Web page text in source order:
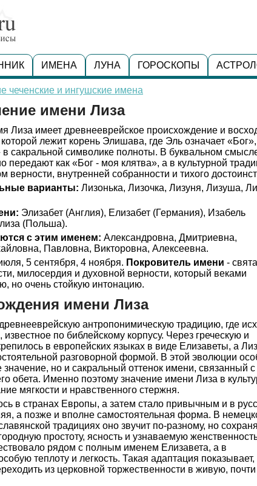
ИМЕНА ЛУНА ГОРОСКОПЫ
чеченские и ингушские имена
имени Лиза
Лиза имеет древнееврейское происхождение и
лежит корень Элишава, где Эль означает
сакральной символике полноты. В буквальном
передают как «Бог - моя клятва», а в культурной
верности, внутренней собранности и тихого
варианты: Лизонька, Лизочка, Лизуня, Лизуша,
Элизабет (Англия), Елизабет (Германия), Изабель
(Польша).
с этим именем: Александровна, Дмитриевна,
Павловна, Викторовна, Алексеевна.
5 сентября, 4 ноября. Покровитель имени -
милосердия и духовной верности, который веками
но очень стойкую интонацию.
имени Лиза
антропонимическую традицию, где
по библейскому корпусу. Через греческую и
в европейских языках в виде Елизаветы, а
разговорной формой. В этой эволюции
значение, но и сакральный оттенок имени, связанный
обета. Именно поэтому значение имени Лиза в
мягкости и нравственного стержня.
в странах Европы, а затем стало привычным и в
а позже и вполне самостоятельная форма. В
традициях оно звучит по-разному, но
простоту, ясность и узнаваемую
рядом с полным именем Елизавета, а в
теплоту и легкость. Такая адаптация показывает,
из церковной торжественности в живую, почти